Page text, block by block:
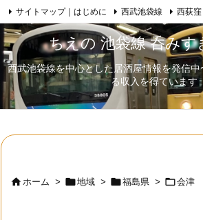
ちえの 池袋線 呑みす
西武池袋線を中心とした居酒屋情報を発信中
る収入を得ています
サイトマップ｜はじめに 西武池袋線 西荻窪
日本酒 歌舞伎 自己紹介 RSS
ホーム > 地域 > 福島県 > 会津